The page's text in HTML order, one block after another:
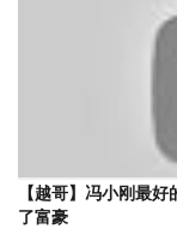
【越哥】冯小刚最
了富豪